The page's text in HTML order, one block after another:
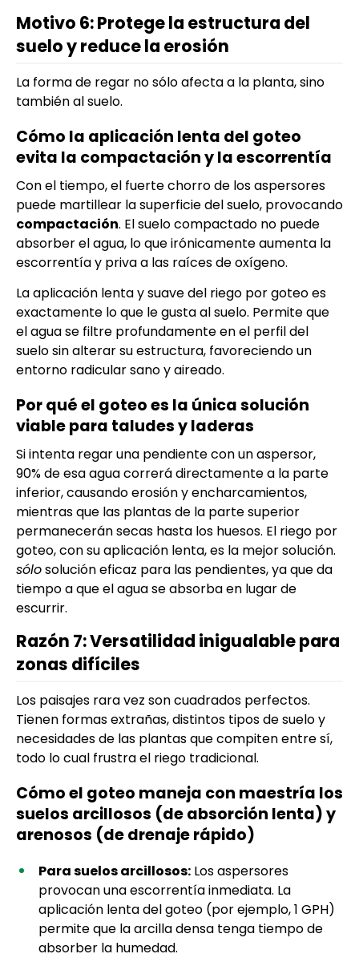
Motivo 6: Protege la estructura del
suelo y reduce la erosión
La forma de regar no sólo afecta a la planta, sino
también al suelo.
Cómo la aplicación lenta del goteo
evita la compactación y la escorrentía
Con el tiempo, el fuerte chorro de los aspersores
puede martillear la superficie del suelo, provocando
compactación. El suelo compactado no puede
absorber el agua, lo que irónicamente aumenta la
escorrentía y priva a las raíces de oxígeno.
La aplicación lenta y suave del riego por goteo es
exactamente lo que le gusta al suelo. Permite que
el agua se filtre profundamente en el perfil del
suelo sin alterar su estructura, favoreciendo un
entorno radicular sano y aireado.
Por qué el goteo es la única solución
viable para taludes y laderas
Si intenta regar una pendiente con un aspersor,
90% de esa agua correrá directamente a la parte
inferior, causando erosión y encharcamientos,
mientras que las plantas de la parte superior
permanecerán secas hasta los huesos. El riego por
goteo, con su aplicación lenta, es la mejor solución.
sólosolución eficaz para las pendientes, ya que da
tiempo a que el agua se absorba en lugar de
escurrir.
Razón 7: Versatilidad inigualable para
zonas difíciles
Los paisajes rara vez son cuadrados perfectos.
Tienen formas extrañas, distintos tipos de suelo y
necesidades de las plantas que compiten entre sí,
todo lo cual frustra el riego tradicional.
Cómo el goteo maneja con maestría los
suelos arcillosos (de absorción lenta) y
arenosos (de drenaje rápido)
Para suelos arcillosos: Los aspersores
provocan una escorrentía inmediata. La
aplicación lenta del goteo (por ejemplo, 1 GPH)
permite que la arcilla densa tenga tiempo de
absorber la humedad.